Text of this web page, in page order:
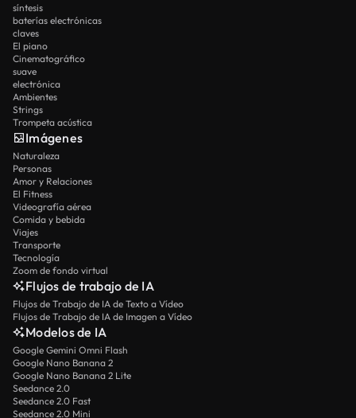
síntesis
baterías electrónicas
claves
El piano
Cinematográfico
suave
electrónica
Ambientes
Strings
Trompeta acústica
Imágenes
Naturaleza
Personas
Amor y Relaciones
El Fitness
Videografía aérea
Comida y bebida
Viajes
Transporte
Tecnología
Zoom de fondo virtual
Flujos de trabajo de IA
Flujos de Trabajo de IA de Texto a Vídeo
Flujos de Trabajo de IA de Imagen a Vídeo
Modelos de IA
Google Gemini Omni Flash
Google Nano Banana 2
Google Nano Banana 2 Lite
Seedance 2.0
Seedance 2.0 Fast
Seedance 2.0 Mini